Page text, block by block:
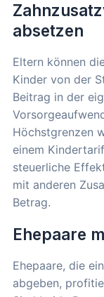
absetzen
Eltern können
Kinder von der
Beitrag in der
Höchstgrenzen
einem
steuerliche
mit anderen
Betrag.
Ehepaare
Ehepaare, die
abgeben,